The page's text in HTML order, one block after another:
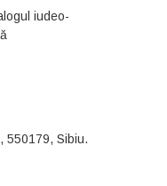
iudeo-
550179, Sibiu.